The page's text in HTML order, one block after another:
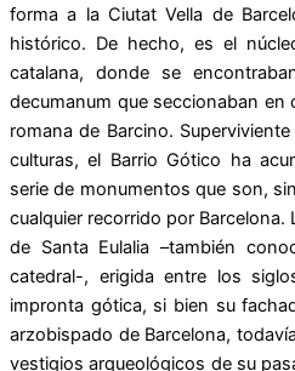
forma a la Ciutat Vella de
histórico. De hecho, es el
catalana, donde se
decumanum que seccionaban en
romana de Barcino.
culturas, el Barrio Gótico ha
serie de monumentos que son,
cualquier recorrido por Barcelona.
de Santa Eulalia –también
catedral-, erigida entre los
impronta gótica, si bien su
arzobispado de Barcelona,
vestigios arqueológicos de su